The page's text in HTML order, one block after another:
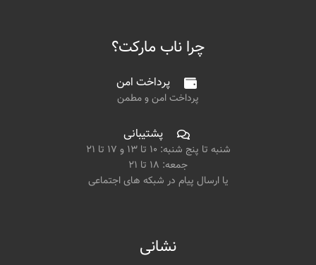
چرا ناب مارکت؟
پرداخت امن
پرداخت امن و مطمن
پشتیبانی
شنبه تا پنج شنبه: ۱۰ تا ۱۳ و ۱۷ تا ۲۱
جمعه: ۱۸ تا ۲۱
یا ارسال پیام در شبکه های اجتماعی
نشانی